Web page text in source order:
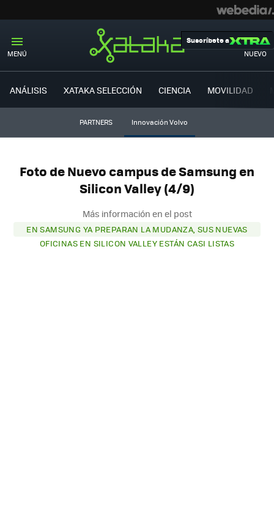
MENÚ NUEVO
Suscríbete a
ANÁLISIS XATAKA SELECCIÓN CIENCIA MOVILIDAD
PARTNERS Innovación Volvo
Foto de Nuevo campus de Samsung en
Silicon Valley (4/9)
Más información en el post
EN SAMSUNG YA PREPARAN LA MUDANZA, SUS NUEVAS
OFICINAS EN SILICON VALLEY ESTÁN CASI LISTAS